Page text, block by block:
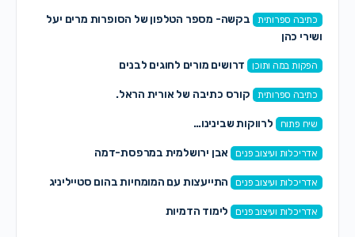
כתיבה ספרותית
בקשה- מספר הטלפון של הסופרות מרים יעל
ושירי כהן
הפקות במה ותוכן דרושים מורים לחוגים לבנים
כתיבה ספרותית קורס כתיבה של אורית הראל.
שיח פתוח לרווקות שבינינו…
אדריכלות ועיצוב פנים אבן ירושלמית במרפסת-דמה
אדריכלות ועיצוב פנים התייעצות עם המומחיות בהום סטייליניג
אדריכלות ועיצוב פנים לימוד הדמיות